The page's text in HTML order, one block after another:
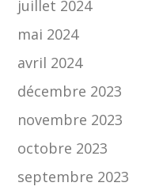
juillet 2024
mai 2024
avril 2024
décembre 2023
novembre 2023
octobre 2023
septembre 2023